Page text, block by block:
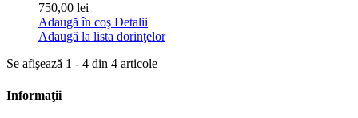
750,00 lei
Adaugă în coş Detalii
Adaugă la lista dorinţelor
Se afişează 1 - 4 din 4 articole
Informaţii